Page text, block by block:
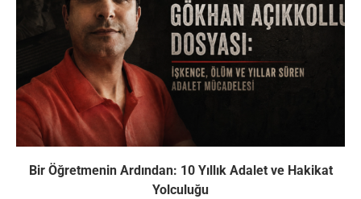
Bir Öğretmenin Ardından: 10 Yıllık Adalet ve Hakikat
Yolculuğu